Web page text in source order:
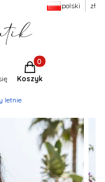
polski zł
Produkty w
Koszyk
letnie